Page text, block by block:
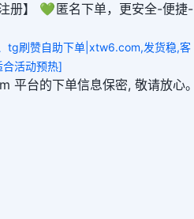
册】 💚 匿名下单，更安全-便捷-
tg刷赞自助下单|xtw6.com,发货稳,客
合活动预热]
台的下单信息保密, 敬请放心。